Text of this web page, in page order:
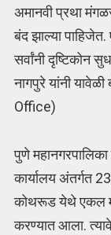
अमानवी प्रथा
बंद झाल्या
सर्वांनी दृष्टिकोन
नागपुरे यांनी
Office)
पुणे
कार्यालय अंतर्गत
कोथरूड येथे एकल
करण्यात आला.